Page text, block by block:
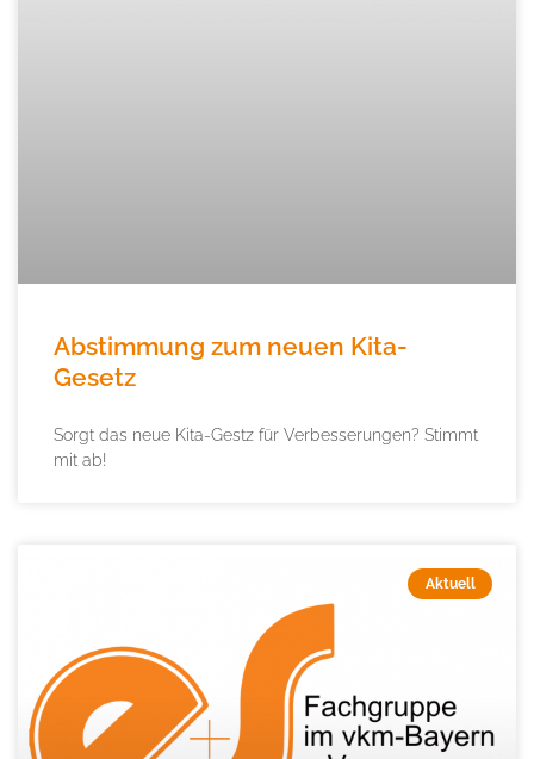
Abstimmung zum neuen Kita-
Gesetz
Sorgt das neue Kita-Gestz für Verbesserungen? Stimmt
mit ab!
Aktuell